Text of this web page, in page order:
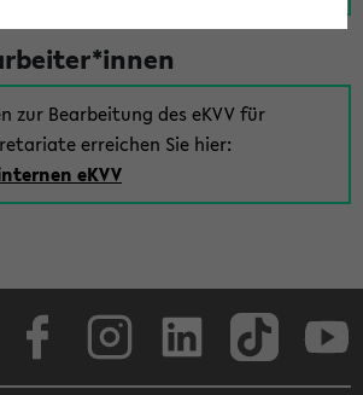
zur Bearbeitung des eKVV für
erreichen Sie hier:
eKVV